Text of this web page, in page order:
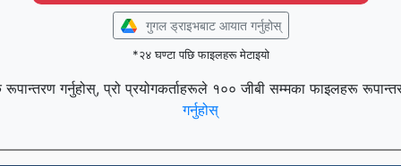
गुगल ड्राइभबाट आयात गर्नुहोस्
*२४ घण्टा पछि फाइलहरू मेटाइयो
गर्नुहोस्, प्रो प्रयोगकर्ताहरूले १०० जीबी सम्मका फाइलहरू
गर्नुहोस्